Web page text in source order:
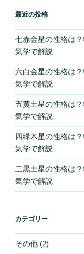
最近の投稿
七赤金星の性格は
気学で解説
六白金星の性格は
気学で解説
五黄土星の性格は
気学で解説
四緑木星の性格は
気学で解説
二黒土星の性格は
気学で解説
カテゴリー
その他 (2)